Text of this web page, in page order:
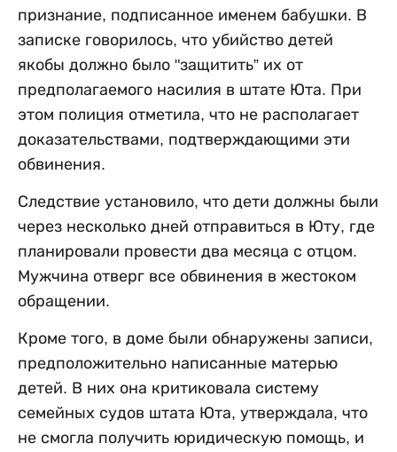
признание, подписанное именем бабушки. В
записке говорилось, что убийство детей
якобы должно было "защитить” их от
предполагаемого насилия в штате Юта. При
этом полиция отметила, что не располагает
доказательствами, подтверждающими эти
обвинения.
Следствие установило, что дети должны были
через несколько дней отправиться в Юту, где
планировали провести два месяца с отцом.
Мужчина отверг все обвинения в жестоком
обращении.
Кроме того, в доме были обнаружены записи,
предположительно написанные матерью
детей. В них она критиковала систему
семейных судов штата Юта, утверждала, что
не смогла получить юридическую помощь, и